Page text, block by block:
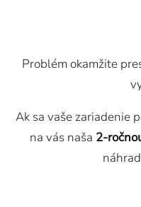
Problém okamžite
Ak sa vaše zariadenie
na vás naša 2-